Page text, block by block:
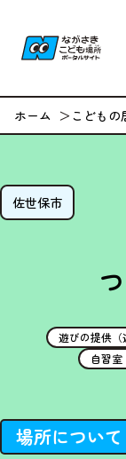
ホーム こどもの
佐世保市
遊びの提供（
自習室
場所について